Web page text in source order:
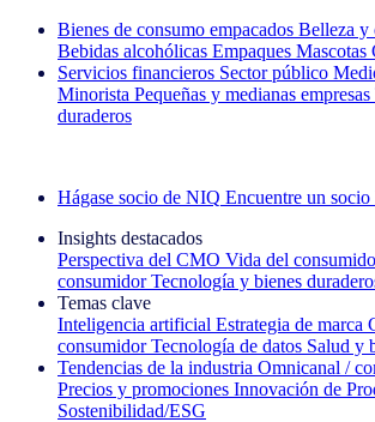
Bienes de consumo empacados Belleza y
Bebidas alcohólicas Empaques Mascotas
Servicios financieros Sector público
Minorista Pequeñas y medianas empresas
duraderos
Hágase socio de NIQ Encuentre un
Insights destacados
Perspectiva del CMO Vida del
consumidor Tecnología y bienes
Temas clave
Inteligencia artificial Estrategia de marca
consumidor Tecnología de datos Salud y
Tendencias de la industria Omnicanal /
Precios y promociones Innovación de
Sostenibilidad/ESG